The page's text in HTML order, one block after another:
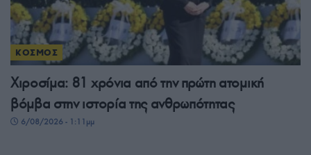
ΚΟΣΜΟΣ
Χιροσίμα: 81 χρόνια από την πρώτη ατομική
βόμβα στην ιστορία της ανθρωπότητας
6/08/2026 - 1:11μμ